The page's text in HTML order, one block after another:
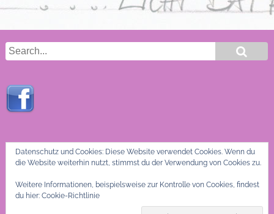
Datenschutz und Cookies: Diese Website verwendet Cookies. Wenn du
die Website weiterhin nutzt, stimmst du der Verwendung von Cookies zu.
Weitere Informationen, beispielsweise zur Kontrolle von Cookies, findest
du hier: Cookie-Richtlinie